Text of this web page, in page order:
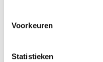
Voorkeuren
Statistieken
en breng op smaak met
Snij het broodje open en